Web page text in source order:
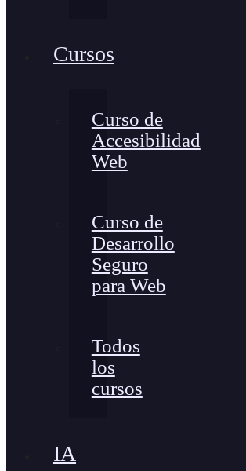
Cursos
Curso de
Accesibilidad
Web
Curso de
Desarrollo
Seguro
para Web
Todos
los
cursos
IA